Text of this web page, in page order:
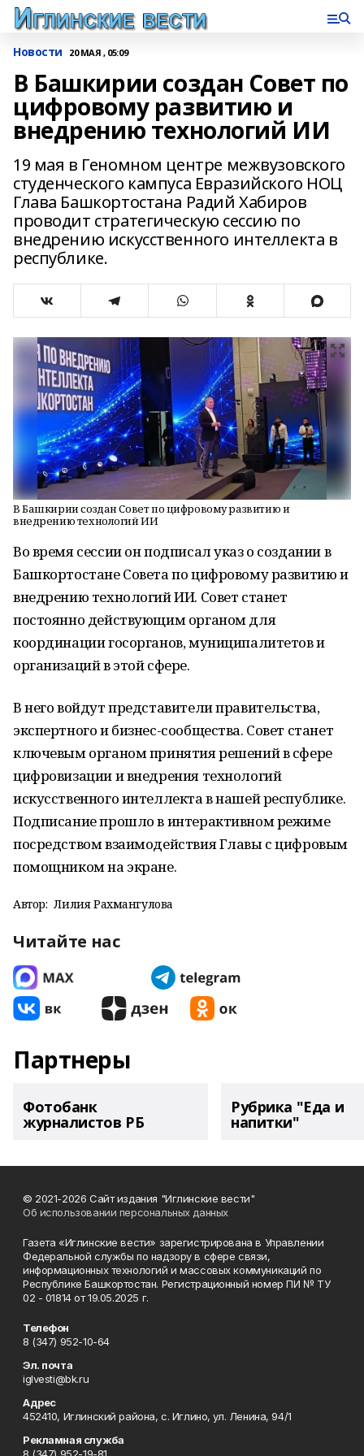
Новости 20 МАЯ , 05:09
В Башкирии создан Совет по
цифровому развитию и
внедрению технологий ИИ
19 мая в Геномном центре межвузовского
студенческого кампуса Евразийского НОЦ
Глава Башкортостана Радий Хабиров
проводит стратегическую сессию по
внедрению искусственного интеллекта в
республике.
В Башкирии создан Совет по цифровому развитию и
внедрению технологий ИИ
Во время сессии он подписал указ о создании в
Башкортостане Совета по цифровому развитию и
внедрению технологий ИИ. Совет станет
постоянно действующим органом для
координации госорганов, муниципалитетов и
организаций в этой сфере.
В него войдут представители правительства,
экспертного и бизнес-сообщества. Совет станет
ключевым органом принятия решений в сфере
цифровизации и внедрения технологий
искусственного интеллекта в нашей республике.
Подписание прошло в интерактивном режиме
посредством взаимодействия Главы с цифровым
помощником на экране.
Автор: Лилия Рахмангулова
Читайте нас
Партнеры
Фотобанк
журналистов РБ
Рубрика "Еда и
напитки"
© 2021-2026 Сайт издания "Иглинские вести"
Об использовании персональных данных
Газета «Иглинские вести» зарегистрирована в Управлении
Федеральной службы по надзору в сфере связи,
информационных технологий и массовых коммуникаций по
Республике Башкортостан. Регистрационный номер ПИ № ТУ
02 - 01814 от 19.05.2025 г.
Телефон
8 (347) 952-10-64
Эл. почта
iglvesti@bk.ru
Адрес
452410, Иглинский района, с. Иглино, ул. Ленина, 94/1
Рекламная служба